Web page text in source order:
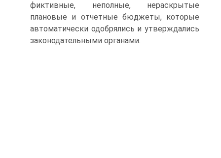
фиктивные, неполные, нераскрытые
плановые и отчетные бюджеты, которые
автоматически одобрялись и утверждались
законодательными органами.